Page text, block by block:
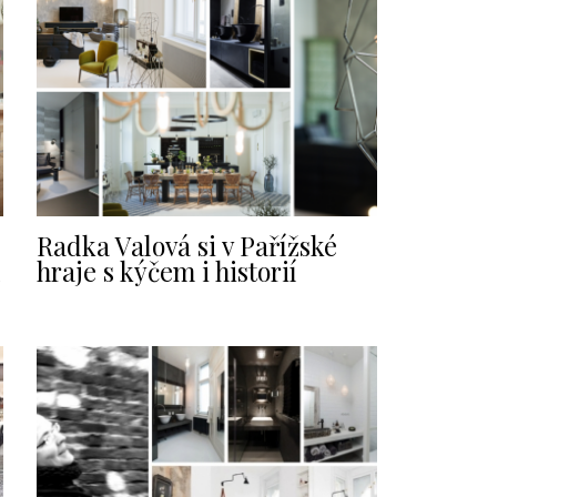
Radka Valová si v Pařížské
hraje s kýčem i historií